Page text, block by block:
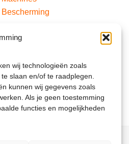
wij technologieën zoals
slaan en/of te raadplegen.
kunnen wij gegevens zoals
Als je geen toestemming
functies en mogelijkheden
Bescherming